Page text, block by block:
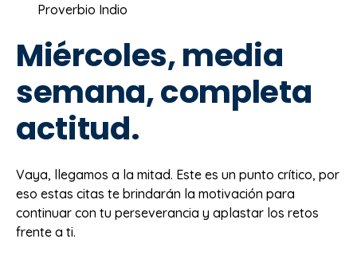
Proverbio Indio
Miércoles, media
semana, completa
actitud.
Vaya, llegamos a la mitad. Este es un punto crítico, por
eso estas citas te brindarán la motivación para
continuar con tu perseverancia y aplastar los retos
frente a ti.